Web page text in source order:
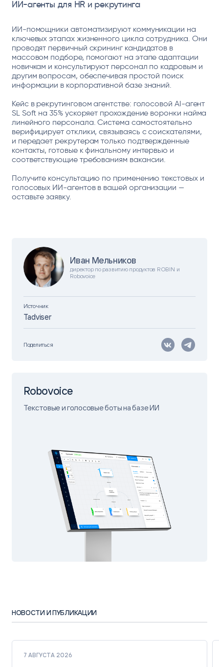
Иван Мельников
директор по развитию продуктов ROBIN и
Robovoice
Источник
Tadviser
Поделиться
ИИ-агенты для HR и рекрутинга
ИИ-помощники автоматизируют коммуникации на
ключевых этапах жизненного цикла сотрудника. Они
проводят первичный скрининг кандидатов в
массовом подборе, помогают на этапе адаптации
новичкам и консультируют персонал по кадровым и
другим вопросам, обеспечивая простой поиск
информации в корпоративной базе знаний.
Кейс в рекрутинговом агентстве: голосовой AI-агент
SL Soft на 35% ускоряет прохождение воронки найма
линейного персонала. Система самостоятельно
верифицирует отклики, связываясь с соискателями,
и передает рекрутерам только подтвержденные
контакты, готовые к финальному интервью и
соответствующие требованиям вакансии.
Получите консультацию по применению текстовых и
голосовых ИИ-агентов в вашей организации —
оставьте заявку.
Robovoice
Текстовые и голосовые боты на базе ИИ
НОВОСТИ И ПУБЛИКАЦИИ
7 АВГУСТА 2026